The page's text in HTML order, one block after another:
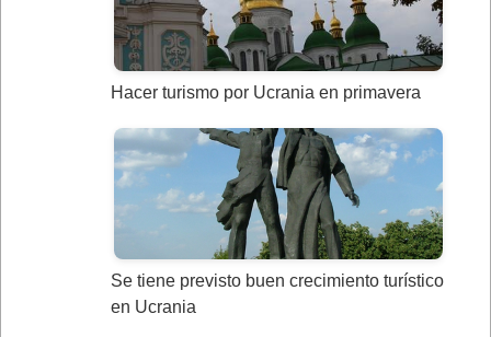
Hacer turismo por Ucrania en primavera
Se tiene previsto buen crecimiento turístico
en Ucrania